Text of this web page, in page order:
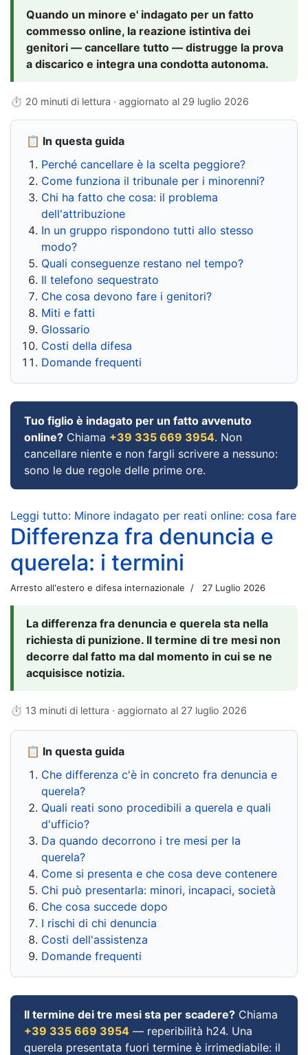
Quando un minore e' indagato per un fatto
commesso online, la reazione istintiva dei
genitori — cancellare tutto — distrugge la prova
a discarico e integra una condotta autonoma.
⏱ 20 minuti di lettura · aggiornato al 29 luglio 2026
📋 In questa guida
Perché cancellare è la scelta peggiore?
Come funziona il tribunale per i minorenni?
Chi ha fatto che cosa: il problema
dell'attribuzione
In un gruppo rispondono tutti allo stesso
modo?
Quali conseguenze restano nel tempo?
Il telefono sequestrato
Che cosa devono fare i genitori?
Miti e fatti
Glossario
Costi della difesa
Domande frequenti
Tuo figlio è indagato per un fatto avvenuto
online? Chiama +39 335 669 3954. Non
cancellare niente e non fargli scrivere a nessuno:
sono le due regole delle prime ore.
Leggi tutto: Minore indagato per reati online: cosa fare
Differenza fra denuncia e
querela: i termini
Arresto all'estero e difesa internazionale 27 Luglio 2026
La differenza fra denuncia e querela sta nella
richiesta di punizione. Il termine di tre mesi non
decorre dal fatto ma dal momento in cui se ne
acquisisce notizia.
⏱ 13 minuti di lettura · aggiornato al 27 luglio 2026
📋 In questa guida
Che differenza c'è in concreto fra denuncia e
querela?
Quali reati sono procedibili a querela e quali
d'ufficio?
Da quando decorrono i tre mesi per la
querela?
Come si presenta e che cosa deve contenere
Chi può presentarla: minori, incapaci, società
Che cosa succede dopo
I rischi di chi denuncia
Costi dell'assistenza
Domande frequenti
Il termine dei tre mesi sta per scadere? Chiama
+39 335 669 3954 — reperibilità h24. Una
querela presentata fuori termine è irrimediabile: il